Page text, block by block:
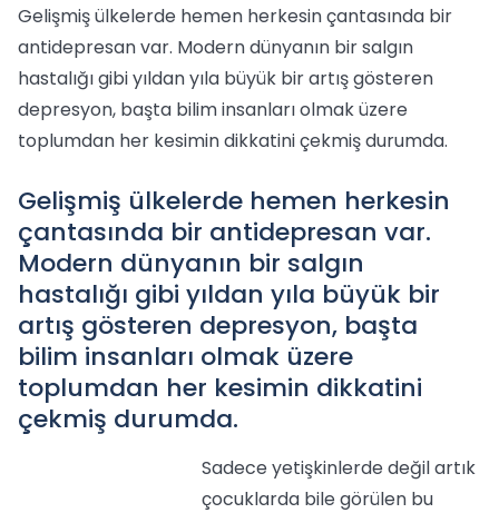
Gelişmiş ülkelerde hemen herkesin çantasında bir
antidepresan var. Modern dünyanın bir salgın
hastalığı gibi yıldan yıla büyük bir artış gösteren
depresyon, başta bilim insanları olmak üzere
toplumdan her kesimin dikkatini çekmiş durumda.
Gelişmiş ülkelerde hemen herkesin
çantasında bir antidepresan var.
Modern dünyanın bir salgın
hastalığı gibi yıldan yıla büyük bir
artış gösteren depresyon, başta
bilim insanları olmak üzere
toplumdan her kesimin dikkatini
çekmiş durumda.
Sadece yetişkinlerde değil artık
çocuklarda bile görülen bu